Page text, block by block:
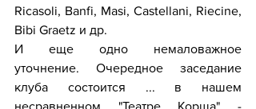
Ricasoli, Banfi, Masi, Castellani, Riecine,
Bibi Graetz и др.
И еще одно немаловажное
уточнение. Очередное заседание
клуба состоится ... в нашем
несравненном "Театре Корша" -